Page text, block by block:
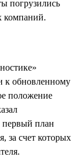
погрузились
компаний.
к обновленному
положение
первый план
за счет которых